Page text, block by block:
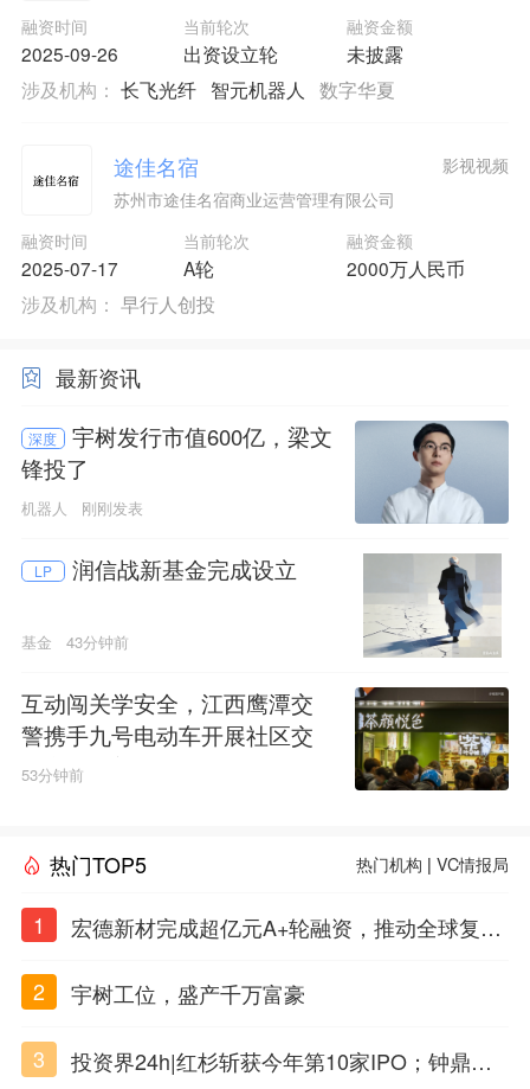
融资时间
2025-09-26
当前轮次
出资设立轮
融资金额
未披露
涉及机构： 长飞光纤 智元机器人 数字华夏
途佳名宿
苏州市途佳名宿商业运营管理有限公司
融资时间
2025-07-17
当前轮次
A轮
融资金额
2000万人民币
影视视频
涉及机构： 早行人创投
最新资讯
深度
宇树发行市值600亿，梁文
锋投了
机器人 刚刚发表
LP 润信战新基金完成设立
基金 43分钟前
互动闯关学安全，江西鹰潭交
警携手九号电动车开展社区交
通安全科普活动
53分钟前
热门TOP5 热门机构 |VC情报局
1
宏德新材完成超亿元A+轮融资，推动全球复合
2
宇树工位，盛产千万富豪
3
投资界24h|红杉斩获今年第10家IPO；钟鼎投